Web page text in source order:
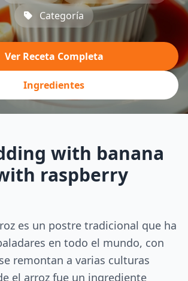
Categoría
Ver Receta Completa
Ingredientes
with banana
raspberry
es un postre tradicional que ha
en todo el mundo, con
remontan a varias culturas
el arroz fue un ingrediente